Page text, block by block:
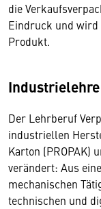
die
Eindruck und wird
Produkt.
Der Lehrberuf
industriellen
Karton (PROPAK)
verändert: Aus
mechanischen
technischen und